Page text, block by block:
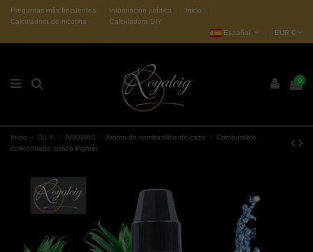
Preguntas más frecuentes Información jurídica
Inicio
Calculadora de nicotina
Calculadora DIY
Español
EUR €
0
Inicio D.I.Y. AROMAS Aroma de combustible de caza
Combustible
concentrado Ushiro Fighter